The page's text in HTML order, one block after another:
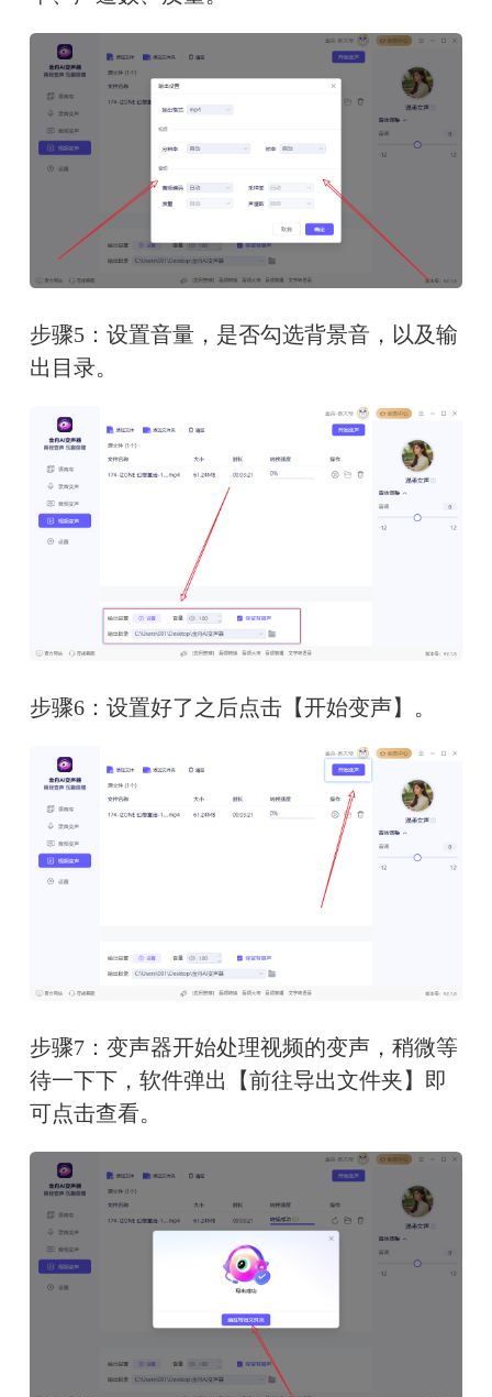
步骤5：设置音量，是否勾选背景音，以及输
出目录。
步骤6：设置好了之后点击【开始变声】。
步骤7：变声器开始处理视频的变声，稍微等
待一下下，软件弹出【前往导出文件夹】即
可点击查看。